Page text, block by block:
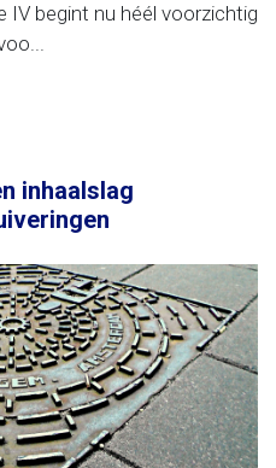
IV begint nu héél voorzichtig
inhaalslag